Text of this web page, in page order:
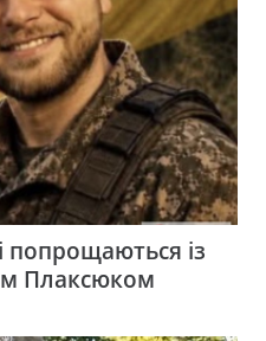
попрощаються із
Плаксюком